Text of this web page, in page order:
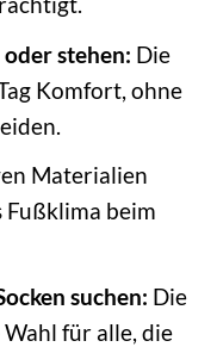
stehen: Die
Komfort, ohne
Materialien
Fußklima beim
suchen: Die
Wahl für alle, die